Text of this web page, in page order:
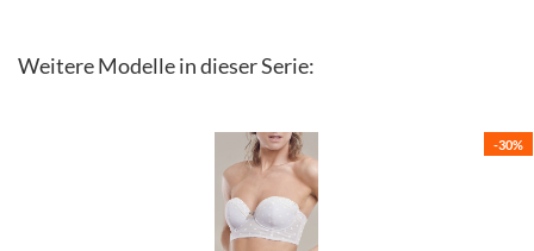
Weitere Modelle in dieser Serie:
-30%